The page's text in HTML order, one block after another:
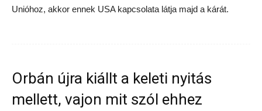
Unióhoz, akkor ennek USA kapcsolata látja majd a kárát.
Orbán újra kiállt a keleti nyitás
mellett, vajon mit szól ehhez